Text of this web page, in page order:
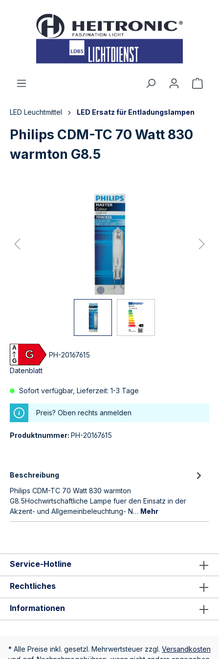
LED Leuchtmittel LED Ersatz für Entladungslampen
Philips CDM-TC 70 Watt 830
warmton G8.5
G
A
G
PH-20167615
Datenblatt
Sofort verfügbar, Lieferzeit: 1-3 Tage
Preis? Oben rechts anmelden
Produktnummer: PH-20167615
Beschreibung
Philips CDM-TC 70 Watt 830 warmton
G8.5Hochwirtschaftliche Lampe fuer den Einsatz in der
Akzent- und Allgemeinbeleuchtung- N… Mehr
Service-Hotline
Rechtliches
Informationen
* Alle Preise inkl. gesetzl. Mehrwertsteuer zzgl. Versandkosten